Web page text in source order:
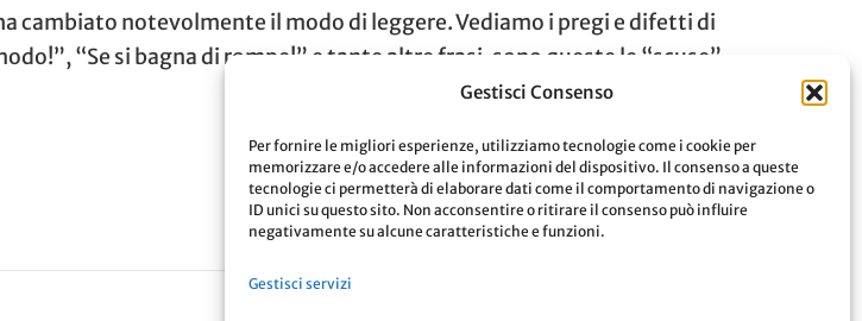
Gestisci Consenso
Per fornire le migliori esperienze, utilizziamo tecnologie come i cookie per
memorizzare e/o accedere alle informazioni del dispositivo. Il consenso a queste
tecnologie ci permetterà di elaborare dati come il comportamento di navigazione o
ID unici su questo sito. Non acconsentire o ritirare il consenso può influire
negativamente su alcune caratteristiche e funzioni.
Gestisci servizi
cambiato notevolmente il modo di leggere. Vediamo i pregi e difetti di
“Se si bagna di rompe!” e tante altre frasi, sono queste le “scuse”
Leggi